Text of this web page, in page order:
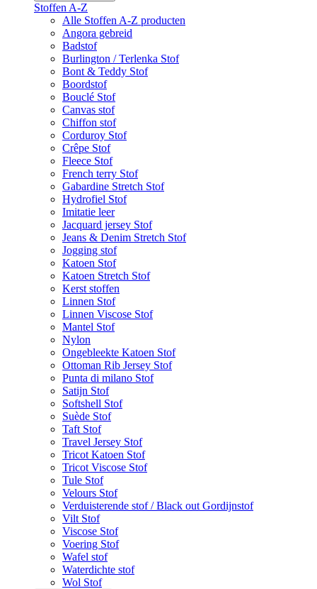
Stoffen A-Z
Alle Stoffen A-Z producten
Angora gebreid
Badstof
Burlington / Terlenka Stof
Bont & Teddy Stof
Boordstof
Bouclé Stof
Canvas stof
Chiffon stof
Corduroy Stof
Crêpe Stof
Fleece Stof
French terry Stof
Gabardine Stretch Stof
Hydrofiel Stof
Imitatie leer
Jacquard jersey Stof
Jeans & Denim Stretch Stof
Jogging stof
Katoen Stof
Katoen Stretch Stof
Kerst stoffen
Linnen Stof
Linnen Viscose Stof
Mantel Stof
Nylon
Ongebleekte Katoen Stof
Ottoman Rib Jersey Stof
Punta di milano Stof
Satijn Stof
Softshell Stof
Suède Stof
Taft Stof
Travel Jersey Stof
Tricot Katoen Stof
Tricot Viscose Stof
Tule Stof
Velours Stof
Verduisterende stof / Black out Gordijnstof
Vilt Stof
Viscose Stof
Voering Stof
Wafel stof
Waterdichte stof
Wol Stof